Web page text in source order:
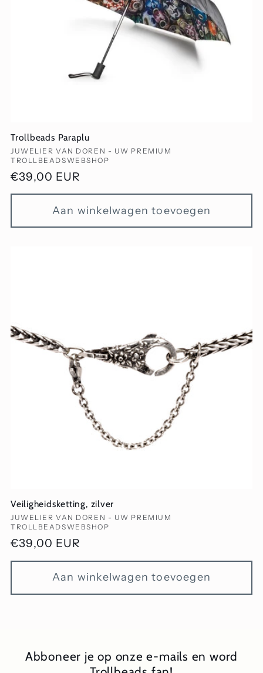
Trollbeads Paraplu
Verkoper:
JUWELIER VAN DOREN - UW PREMIUM
TROLLBEADSWEBSHOP
Normale
prijs
€39,00 EUR
Aan winkelwagen toevoegen
Veiligheidsketting, zilver
Verkoper:
JUWELIER VAN DOREN - UW PREMIUM
TROLLBEADSWEBSHOP
Normale
prijs
€39,00 EUR
Aan winkelwagen toevoegen
Abboneer je op onze e-mails en word